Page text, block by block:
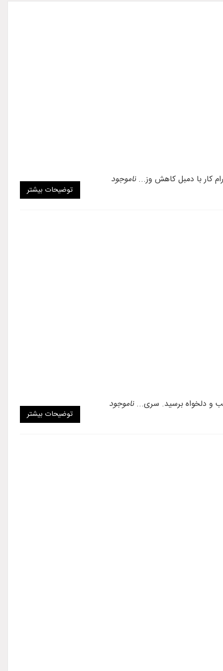
کار با دمبل کاهش وز...
توضیحات بیشتر
ناموجود
و دلخواه برسید. سری...
توضیحات بیشتر
ناموجود